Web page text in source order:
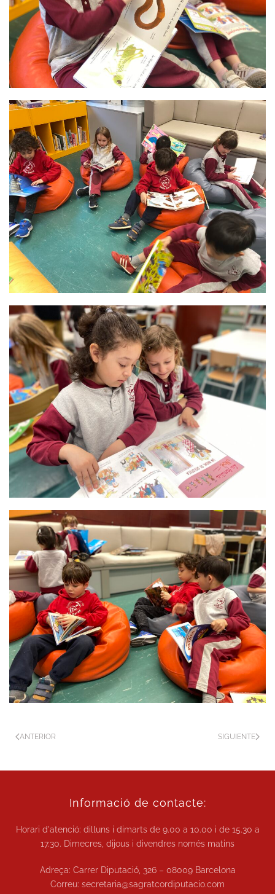
ANTERIOR SIGUIENTE
Informació de contacte:
Horari d'atenció: dilluns i dimarts de9.00 a 10.00 i de 15.30 a
17.30. Dimecres, dijous i divendres només matins
Adreça: Carrer Diputació, 326 – 08009 Barcelona
Correu: secretaria@sagratcordiputacio.com